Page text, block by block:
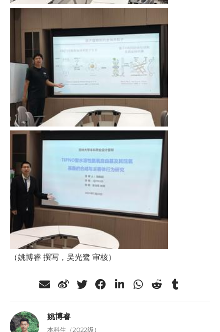
（姚博睿 撰写，吴光鹭 审核）
姚博睿
本科生（2022级）